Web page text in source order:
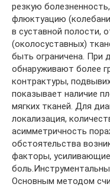
резкую
флюктуацию
в суставной полости,
(околосуставных)
быть ограничена. При
обнаруживают более
контрактуры,
показывает наличие
мягких тканей. Для
локализация,
асимметричность
обстоятельства
факторы,
Основным методом